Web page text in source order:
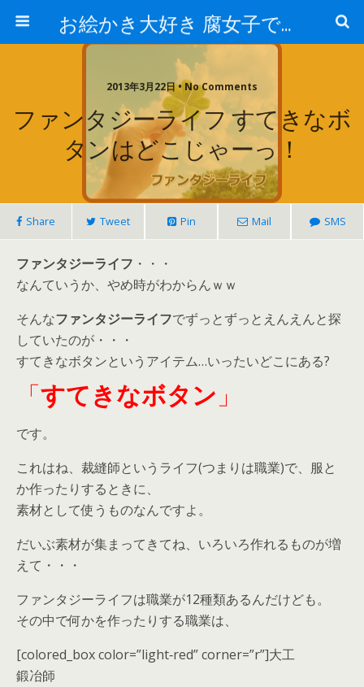
お絵かき大好き 腐女子でゲーマーのおかしな生活
2013年3月22日 • No Comments
ファンタジーライフ すてきなボ
タンはどこじゃーっ！
Share Tweet Pin Mail SMS
ファンタジーライフ ・・・
なんていうか、やめ時がわからんｗｗ
そんなファンタジーライフでずっとずっとえんえんと探
していたのが・・・
すてきなボタンというアイテム…いったいどこにある?
「すてきなボタン 」
です。
これはね、裁縫師というライフ(つまりは職業)で、服と
か作ったりするときに、
素材として使うものなんですよ。
だいぶ素材が集まってきてね、いろいろ作れるものが増
えて・・・
ファンタジーライフは職業が12種類あるんだけども。
その中で何かを作ったりする職業は、
[colored_box color=”light‐red” corner=”r”]大工
鍛冶師